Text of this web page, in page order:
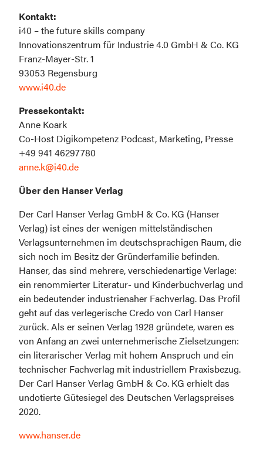
i40 – the future skills company
Innovationszentrum für Industrie 4.0 GmbH & Co. KG
Franz-Mayer-Str. 1
www.i40.de
Pressekontakt:
Anne Koark
Co-Host Digikompetenz Podcast, Marketing, Presse
anne.k@i40.de
Über den Hanser Verlag
Der Carl Hanser Verlag GmbH & Co. KG (Hanser
Verlag) ist eines der wenigen mittelständischen
Verlagsunternehmen im deutschsprachigen Raum, die
sich noch im Besitz der Gründerfamilie befinden.
Hanser, das sind mehrere, verschiedenartige Verlage:
ein renommierter Literatur- und Kinderbuchverlag und
ein bedeutender industrienaher Fachverlag. Das Profil
geht auf das verlegerische Credo von Carl Hanser
zurück. Als er seinen Verlag 1928 gründete, waren es
von Anfang an zwei unternehmerische Zielsetzungen:
ein literarischer Verlag mit hohem Anspruch und ein
technischer Fachverlag mit industriellem Praxisbezug.
Der Carl Hanser Verlag GmbH & Co. KG erhielt das
undotierte Gütesiegel des Deutschen Verlagspreises
2020.
www.hanser.de